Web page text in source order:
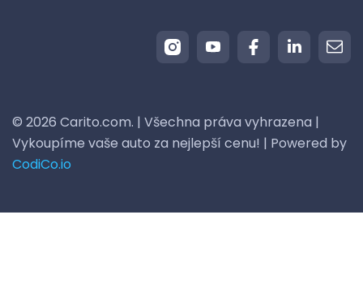
© 2026 Carito.com. | Všechna práva vyhrazena |
Vykoupíme vaše auto za nejlepší cenu! | Powered by
CodiCo.io